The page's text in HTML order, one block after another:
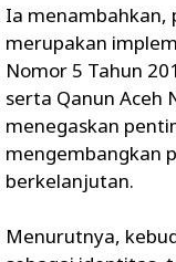
Ia menambahkan,
merupakan
Nomor 5 Tahun
serta Qanun Aceh
menegaskan
mengembangkan
berkelanjutan.
Menurutnya,